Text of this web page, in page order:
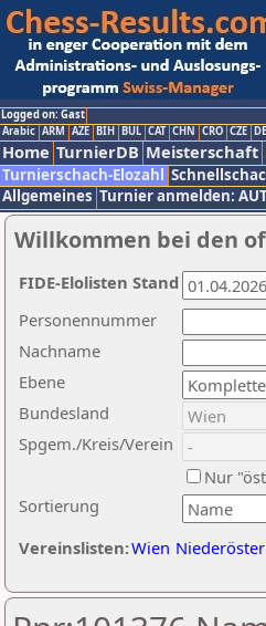
Logged on: Gast
Arabic ARM AZE BIH BUL CAT CHN CRO CZE
Home TurnierDB Meisterschaft
Turnierschach-Elozahl
Allgemeines Turnier anmelden:
Willkommen bei den
Nachname
Ebene
Sortierung
Personennummer
Bundesland
Spgem./Kreis/Verein
Nur
Vereinslisten:Wien
FIDE-Elolisten Stand